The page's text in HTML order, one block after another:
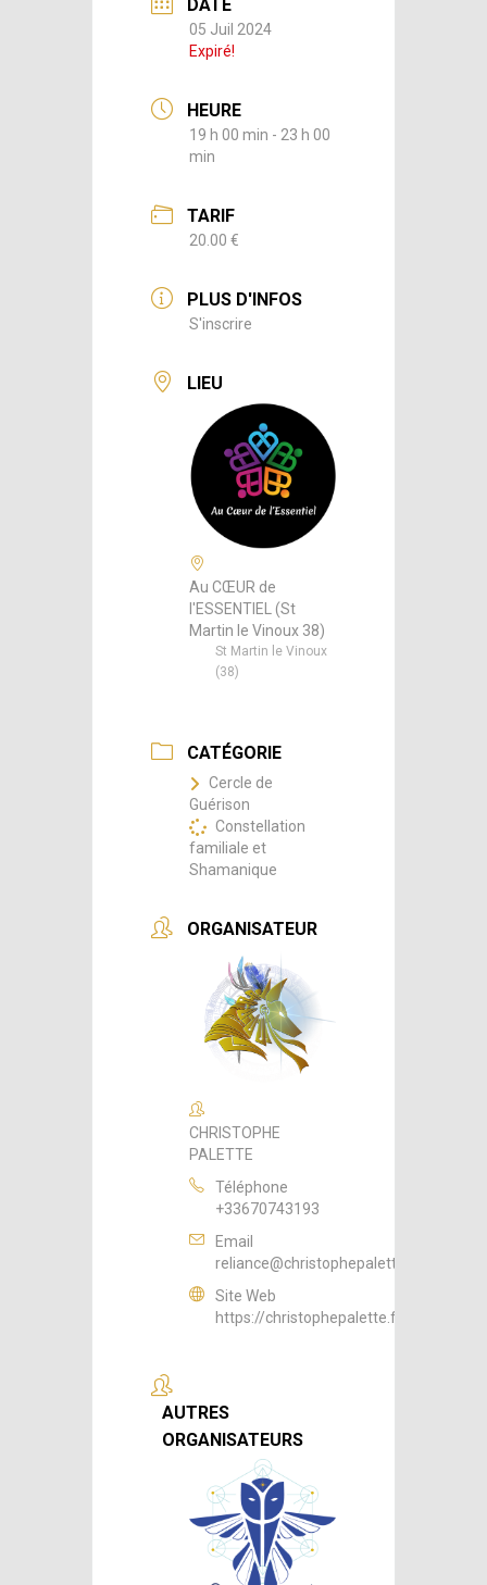
DATE
05 Juil 2024
Expiré!
HEURE
19 h 00 min - 23 h 00
min
TARIF
20.00 €
PLUS D'INFOS
S'inscrire
LIEU
Au CŒUR de
l'ESSENTIEL (St
Martin le Vinoux 38)
St Martin le Vinoux
(38)
CATÉGORIE
Cercle de
Guérison
Constellation
familiale et
Shamanique
ORGANISATEUR
CHRISTOPHE
PALETTE
Téléphone
+33670743193
Email
reliance@christophepalette.fr
Site Web
https://christophepalette.fr
AUTRES
ORGANISATEURS